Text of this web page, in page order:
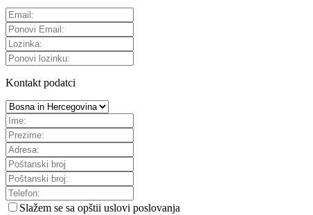
Kontakt podatci
Slažem se sa opštii uslovi poslovanja